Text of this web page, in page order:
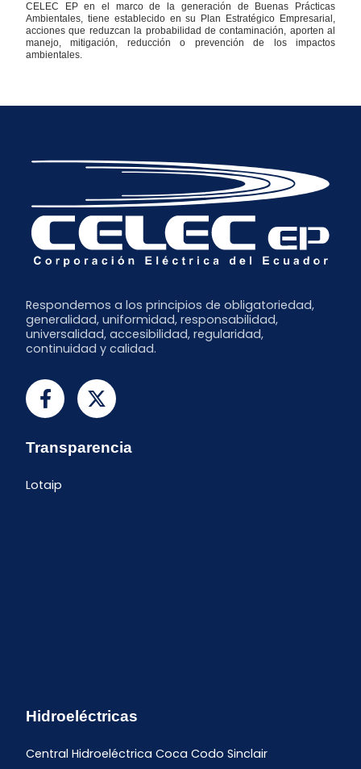
CELEC EP en el marco de la generación de Buenas Prácticas
Ambientales, tiene establecido en su Plan Estratégico Empresarial,
acciones que reduzcan la probabilidad de contaminación, aporten al
manejo, mitigación, reducción o prevención de los impactos
ambientales.
Respondemos a los principios de obligatoriedad,
generalidad, uniformidad, responsabilidad,
universalidad, accesibilidad, regularidad,
continuidad y calidad.
Transparencia
Lotaip
Hidroeléctricas
Central Hidroeléctrica Coca Codo Sinclair